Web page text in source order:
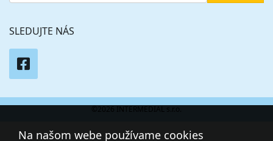
SLEDUJTE NÁS
©2026 INTERMEDIAL s.r.o.
Na našom webe používame cookies